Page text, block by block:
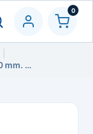
0
Cazoleta inox. 100 mm. 300 ml